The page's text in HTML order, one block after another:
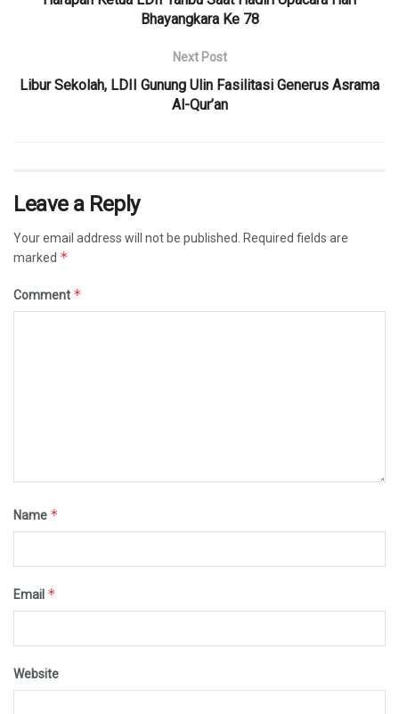
Bhayangkara Ke 78
Next Post
Libur Sekolah, LDII Gunung Ulin Fasilitasi Generus Asrama
Al-Qur’an
Leave a Reply
Your email address will not be published. Required fields are
marked *
Comment *
Name *
Email *
Website